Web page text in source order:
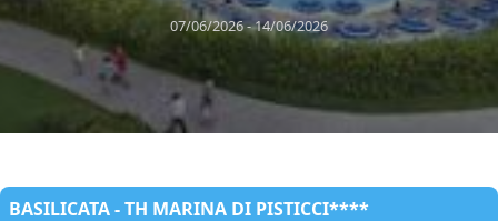
07/06/2026 ‐ 14/06/2026
BASILICATA - TH MARINA DI PISTICCI****